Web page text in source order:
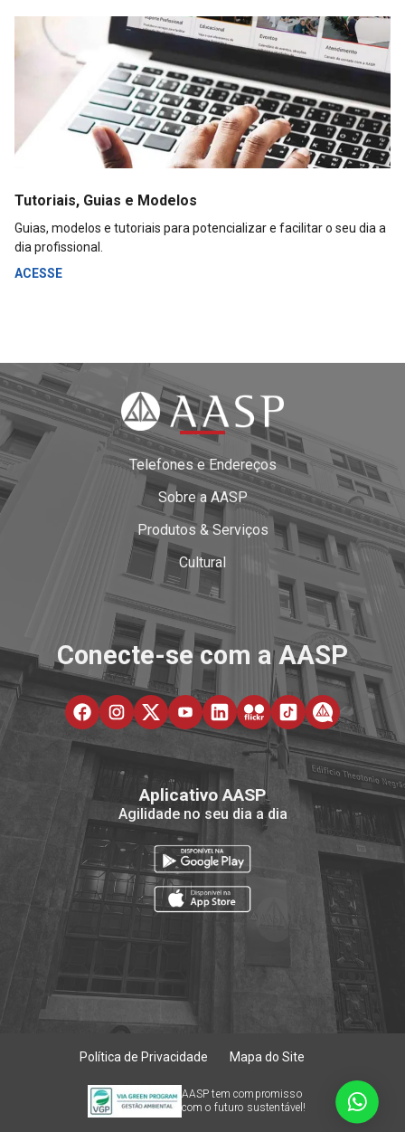
Tutoriais, Guias e Modelos
Guias, modelos e tutoriais para potencializar e facilitar o seu dia a
dia profissional.
ACESSE
Telefones e Endereços
Sobre a AASP
Produtos & Serviços
Cultural
Conecte-se com a AASP
Aplicativo AASP
Agilidade no seu dia a dia
Política de Privacidade Mapa do Site
AASP tem compromisso
com o futuro sustentável!